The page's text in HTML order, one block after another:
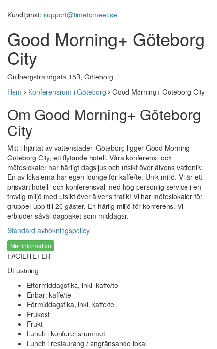
Kundtjänst: support@timetomeet.se
Good Morning+ Göteborg
City
Gullbergstrandgata 15B, Göteborg
Hem
Konferensrum i Göteborg Good Morning+ Göteborg City
Om Good Morning+ Göteborg
City
Mitt i hjärtat av vattenstaden Göteborg ligger Good Morning
Göteborg City, ett flytande hotell. Våra konferens- och
möteslokaler har härligt dagsljus och utsikt över älvens vattenliv.
En av lokalerna har egen lounge för kaffe/te. Unik miljö. Vi är ett
prisvärt hotell- och konferensval med hög personlig service i en
trevlig miljö med utsikt över älvens trafik! Vi har möteslokaler för
grupper upp till 20 gäster. En härlig miljö för konferens. Vi
erbjuder såväl dagpaket som middagar.
Standard avbokningspolicy
Mer information
FACILITETER
Utrustning
Eftermiddagsfika, inkl. kaffe/te
Enbart kaffe/te
Förmiddagsfika, inkl. kaffe/te
Frukost
Frukt
Lunch i konferensrummet
Lunch i restaurang / angränsande lokal